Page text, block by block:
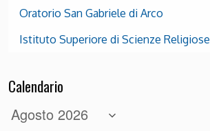
Oratorio San Gabriele di Arco
Istituto Superiore di Scienze Religiose
Calendario